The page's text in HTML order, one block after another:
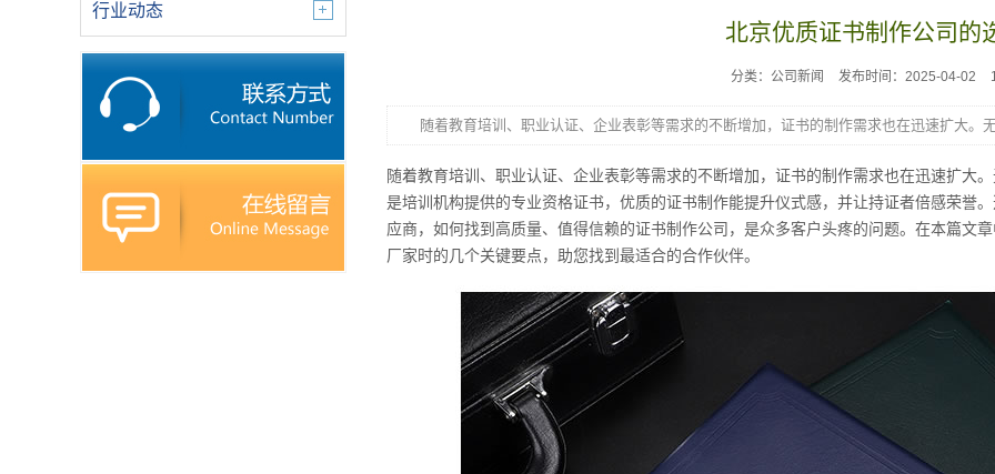
行业动态
北京优质证书制作公司的
分类：公司新闻 发布时间：2025-04-02
随着教育培训、职业认证、企业表彰等需求的不断增加，证书的制作需求也在迅速扩大。
随着教育培训、职业认证、企业表彰等需求的不断增加，证书的制作需求也在迅速扩大
是培训机构提供的专业资格证书，优质的证书制作能提升仪式感，并让持证者倍感荣誉
应商，如何找到高质量、值得信赖的证书制作公司，是众多客户头疼的问题。在本篇文
厂家时的几个关键要点，助您找到最适合的合作伙伴。